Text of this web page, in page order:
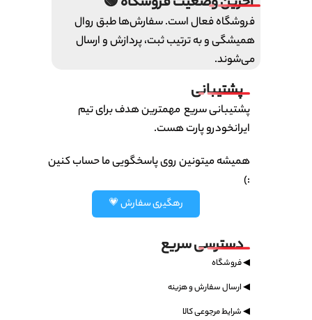
فروشگاه فعال است. سفارش‌ها طبق روال
همیشگی و به ترتیب ثبت، پردازش و ارسال
می‌شوند.
پشتیبانی
پشتیبانی سریع مهمترین هدف برای تیم
ایرانخودرو پارت هست.
همیشه میتونین روی پاسخگویی ما حساب کنین
:)
رهگیری سفارش 💗
دسترسی سریع
◀ فروشگاه
◀ ارسال سفارش و هزینه
◀ شرایط مرجوعی کالا